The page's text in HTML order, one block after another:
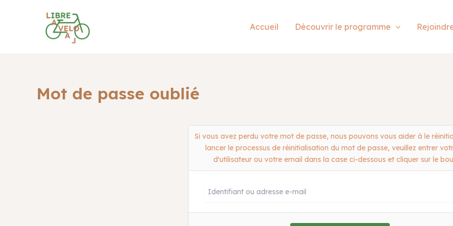
Accueil Découvrir le programme
Mot de passe oublié
Si vous avez perdu votre mot de passe, nous pouvons vous aider à le
lancer le processus de réinitialisation du mot de passe, veuillez entrer
d'utilisateur ou votre email dans la case ci-dessous et cliquer sur le